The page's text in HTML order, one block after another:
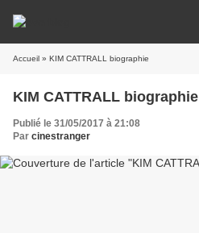
Accueil » KIM CATTRALL biographie
KIM CATTRALL biographie
Publié le 31/05/2017 à 21:08
Par cinestranger